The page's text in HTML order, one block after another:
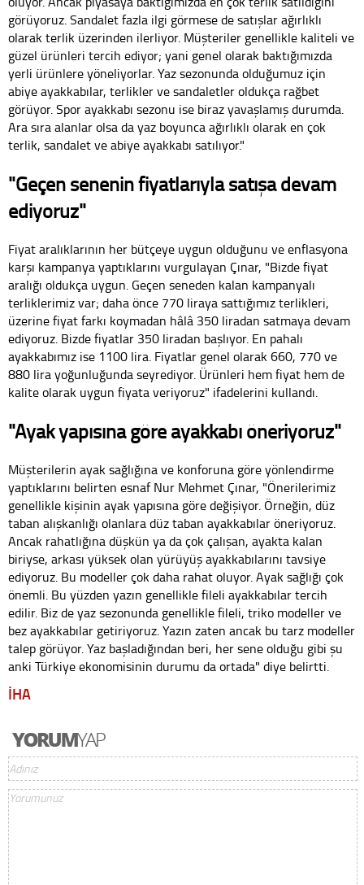
görüyoruz. Sandalet fazla ilgi görmese de satışlar ağırlıklı
olarak terlik üzerinden ilerliyor. Müşteriler genellikle kaliteli ve
güzel ürünleri tercih ediyor; yani genel olarak baktığımızda
yerli ürünlere yöneliyorlar. Yaz sezonunda olduğumuz için
abiye ayakkabılar, terlikler ve sandaletler oldukça rağbet
görüyor. Spor ayakkabı sezonu ise biraz yavaşlamış durumda.
Ara sıra alanlar olsa da yaz boyunca ağırlıklı olarak en çok
terlik, sandalet ve abiye ayakkabı satılıyor."
"Geçen senenin fiyatlarıyla satışa devam
ediyoruz"
Fiyat aralıklarının her bütçeye uygun olduğunu ve enflasyona
karşı kampanya yaptıklarını vurgulayan Çınar, "Bizde fiyat
aralığı oldukça uygun. Geçen seneden kalan kampanyalı
terliklerimiz var; daha önce 770 liraya sattığımız terlikleri,
üzerine fiyat farkı koymadan hâlâ 350 liradan satmaya devam
ediyoruz. Bizde fiyatlar 350 liradan başlıyor. En pahalı
ayakkabımız ise 1100 lira. Fiyatlar genel olarak 660, 770 ve
880 lira yoğunluğunda seyrediyor. Ürünleri hem fiyat hem de
kalite olarak uygun fiyata veriyoruz" ifadelerini kullandı.
"Ayak yapısına göre ayakkabı öneriyoruz"
Müşterilerin ayak sağlığına ve konforuna göre yönlendirme
yaptıklarını belirten esnaf Nur Mehmet Çınar, "Önerilerimiz
genellikle kişinin ayak yapısına göre değişiyor. Örneğin, düz
taban alışkanlığı olanlara düz taban ayakkabılar öneriyoruz.
Ancak rahatlığına düşkün ya da çok çalışan, ayakta kalan
biriyse, arkası yüksek olan yürüyüş ayakkabılarını tavsiye
ediyoruz. Bu modeller çok daha rahat oluyor. Ayak sağlığı çok
önemli. Bu yüzden yazın genellikle fileli ayakkabılar tercih
edilir. Biz de yaz sezonunda genellikle fileli, triko modeller ve
bez ayakkabılar getiriyoruz. Yazın zaten ancak bu tarz modeller
talep görüyor. Yaz başladığından beri, her sene olduğu gibi şu
anki Türkiye ekonomisinin durumu da ortada" diye belirtti.
İHA